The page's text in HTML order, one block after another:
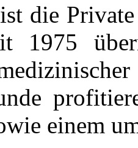
die
1975
einem